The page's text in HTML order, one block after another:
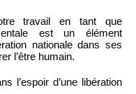
travail en tant que
est un élément
nationale dans ses
l’être humain.
l’espoir d’une libération